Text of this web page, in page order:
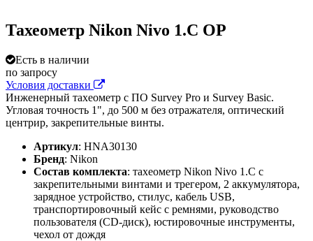
Тахеометр Nikon Nivo 1.C OP
Есть в наличии
по запросу
Условия доставки
Инженерный тахеометр с ПО Survey Pro и Survey Basic.
Угловая точность 1", до 500 м без отражателя, оптический
центрир, закрепительные винты.
Артикул: HNA30130
Бренд: Nikon
Состав комплекта: тахеометр Nikon Nivo 1.С с
закрепительными винтами и трегером, 2 аккумулятора,
зарядное устройство, стилус, кабель USB,
транспортировочный кейс с ремнями, руководство
пользователя (CD-диск), юстировочные инструменты,
чехол от дождя